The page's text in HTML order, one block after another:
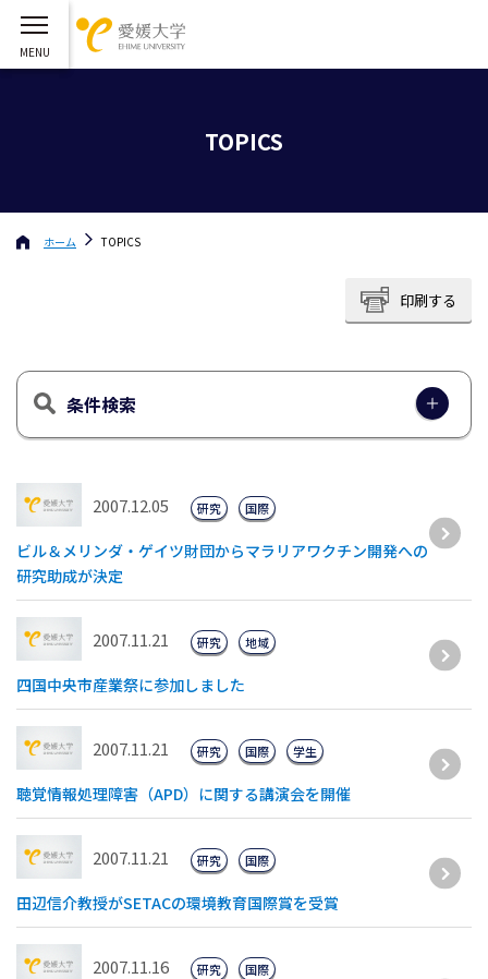
TOPICS
ホーム TOPICS
印刷する
条件検索
2007.12.05
ビル＆メリンダ・ゲイツ財団からマラリアワクチン開発への
研究助成が決定
研究 国際
2007.11.21
四国中央市産業祭に参加しました
研究 地域
2007.11.21
聴覚情報処理障害（APD）に関する講演会を開催
研究 国際 学生
2007.11.21
田辺信介教授がSETACの環境教育国際賞を受賞
研究 国際
2007.11.16 研究 国際